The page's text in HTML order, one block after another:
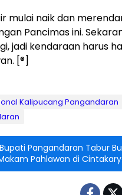
mulai naik dan
Pancimas ini.
jadi kendaraan harus
[®]
Kalipucang Pangandaran
Pangandaran Tabur
Pahlawan di